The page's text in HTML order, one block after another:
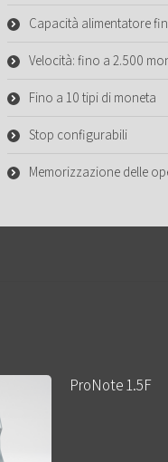
Capacità alimentatore
Velocità: fino a 2.500
Fino a 10 tipi di moneta
Stop configurabili
Memorizzazione delle
ProNote 1.5F